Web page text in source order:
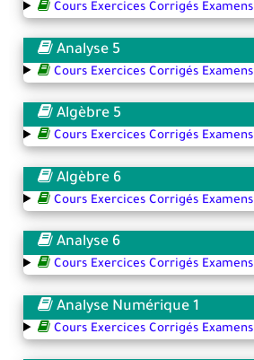
Cours Exercices Corrigés Examens
Analyse 5
Cours Exercices Corrigés Examens
Algèbre 5
Cours Exercices Corrigés Examens
Algèbre 6
Cours Exercices Corrigés Examens
Analyse 6
Cours Exercices Corrigés Examens
Analyse Numérique 1
Cours Exercices Corrigés Examens